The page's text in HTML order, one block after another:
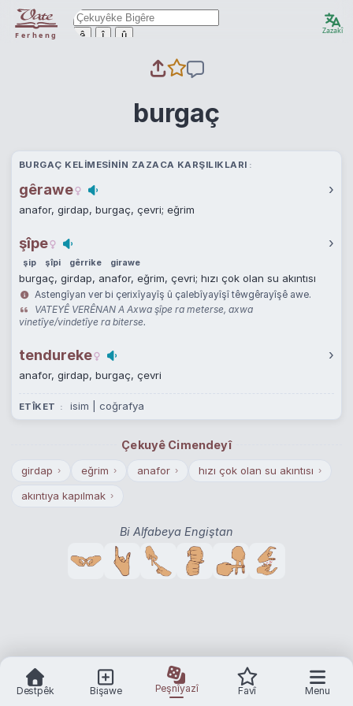
Ferheng ê î û Zazakî
burgaç
BURGAÇ KELIMESININ ZAZACA KARŞILIKLARI
gêrawe ›
anafor, girdap, burgaç, çevri; eğrim
şîpe ›
şip şîpi gêrrike girawe
burgaç, girdap, anafor, eğrim, çevri; hızı çok olan su akıntısı
Astengîyan ver bi çerixîyayîş û çalebîyayîşî têwgêrayîşê awe.
VATEYÊ VERÊNAN A Axwa şîpe ra meterse, axwa
vinetîye/vindetîye ra biterse.
tendureke ›
anafor, girdap, burgaç, çevri
ETÎKET isim | coğrafya
Çekuyê Cimendeyî
girdap › eğrim › anafor › hızı çok olan su akıntısı ›
akıntıya kapılmak ›
Bi Alfabeya Engiştan
Destpêk Bişawe Peşnîyazî Favî Menu